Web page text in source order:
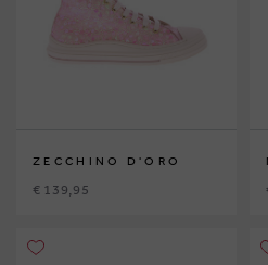
ZECCHINO D'ORO
€ 139,95